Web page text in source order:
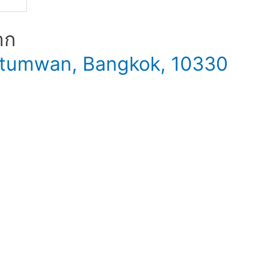
Bangkok, 10330